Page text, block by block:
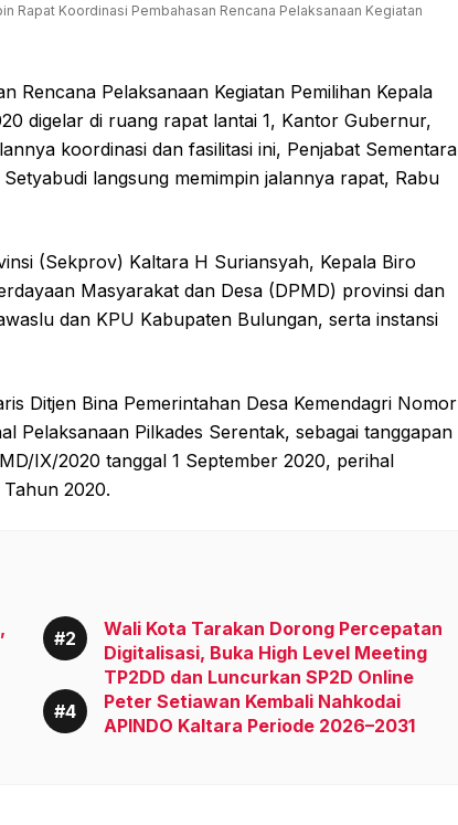
Rapat Koordinasi Pembahasan Rencana Pelaksanaan Kegiatan
Rencana Pelaksanaan Kegiatan Pemilihan Kepala
digelar di ruang rapat lantai 1, Kantor Gubernur,
koordinasi dan fasilitasi ini, Penjabat Sementara
langsung memimpin jalannya rapat, Rabu
(Sekprov) Kaltara H Suriansyah, Kepala Biro
Masyarakat dan Desa (DPMD) provinsi dan
dan KPU Kabupaten Bulungan, serta instansi
Ditjen Bina Pemerintahan Desa Kemendagri Nomor
Pelaksanaan Pilkades Serentak, sebagai tanggapan
IX/2020 tanggal 1 September 2020, perihal
2020.
Wali Kota Tarakan Dorong Percepatan
Digitalisasi, Buka High Level Meeting
TP2DD dan Luncurkan SP2D Online
Peter Setiawan Kembali Nahkodai
APINDO Kaltara Periode 2026–2031